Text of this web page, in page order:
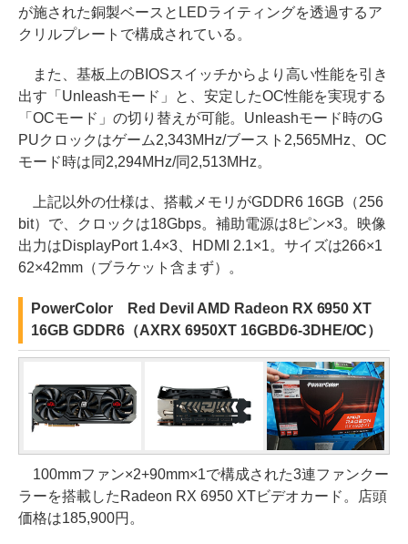
が施された銅製ベースとLEDライティングを透過するア
クリルプレートで構成されている。
また、基板上のBIOSスイッチからより高い性能を引き
出す「Unleashモード」と、安定したOC性能を実現する
「OCモード」の切り替えが可能。Unleashモード時のG
PUクロックはゲーム2,343MHz/ブースト2,565MHz、OC
モード時は同2,294MHz/同2,513MHz。
上記以外の仕様は、搭載メモリがGDDR6 16GB（256
bit）で、クロックは18Gbps。補助電源は8ピン×3。映像
出力はDisplayPort 1.4×3、HDMI 2.1×1。サイズは266×1
62×42mm（ブラケット含まず）。
PowerColor Red Devil AMD Radeon RX 6950 XT
16GB GDDR6（AXRX 6950XT 16GBD6-3DHE/OC）
100mmファン×2+90mm×1で構成された3連ファンクー
ラーを搭載したRadeon RX 6950 XTビデオカード。店頭
価格は185,900円。